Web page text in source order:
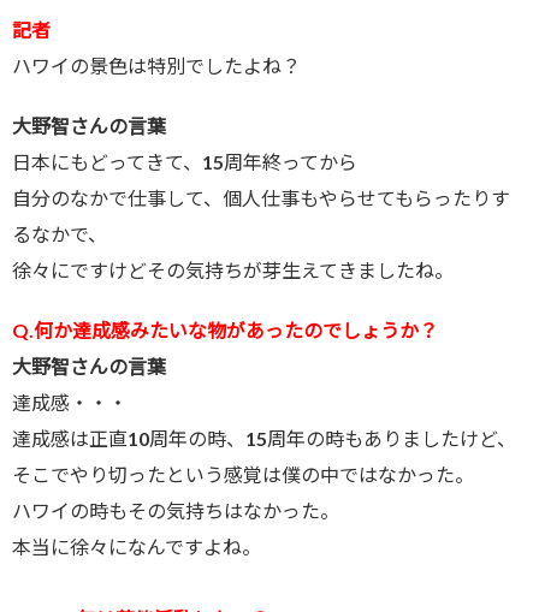
記者
ハワイの景色は特別でしたよね？
大野智さんの言葉
日本にもどってきて、15周年終ってから
自分のなかで仕事して、個人仕事もやらせてもらったりす
るなかで、
徐々にですけどその気持ちが芽生えてきましたね。
Q.何か達成感みたいな物があったのでしょうか？
大野智さんの言葉
達成感・・・
達成感は正直10周年の時、15周年の時もありましたけど、
そこでやり切ったという感覚は僕の中ではなかった。
ハワイの時もその気持ちはなかった。
本当に徐々になんですよね。